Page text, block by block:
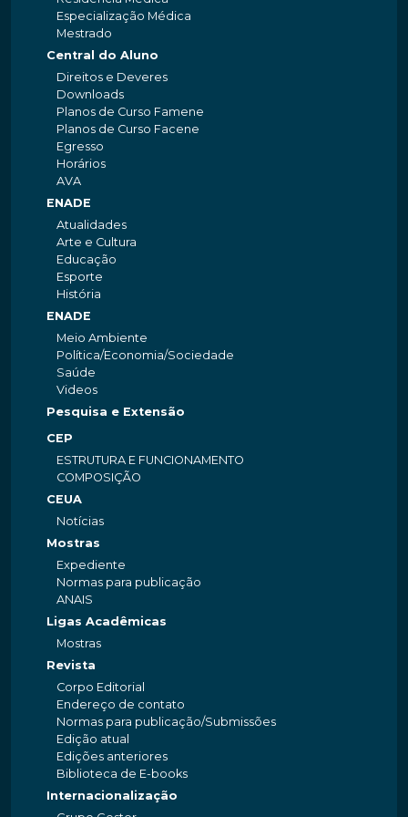
Especialização Médica
Mestrado
Central do Aluno
Direitos e Deveres
Downloads
Planos de Curso Famene
Planos de Curso Facene
Egresso
Horários
AVA
ENADE
Atualidades
Arte e Cultura
Educação
Esporte
História
ENADE
Meio Ambiente
Política/Economia/Sociedade
Saúde
Videos
Pesquisa e Extensão
CEP
ESTRUTURA E FUNCIONAMENTO
COMPOSIÇÃO
CEUA
Notícias
Mostras
Expediente
Normas para publicação
ANAIS
Ligas Acadêmicas
Mostras
Revista
Corpo Editorial
Endereço de contato
Normas para publicação/Submissões
Edição atual
Edições anteriores
Biblioteca de E-books
Internacionalização